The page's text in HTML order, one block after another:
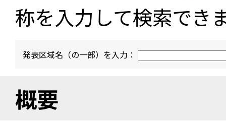
称を入力して検索でき
発表区域名（の一部）を入力：
概要